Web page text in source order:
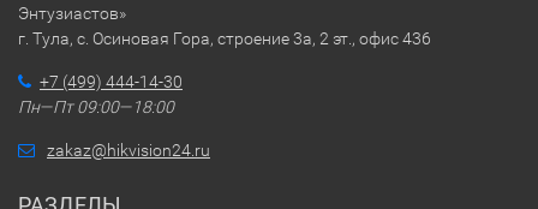
Энтузиастов»
г. Тула, с. Осиновая Гора, строение 3а, 2 эт., офис 436
+7 (499) 444-14-30
Пн—Пт 09:00—18:00
zakaz@hikvision24.ru